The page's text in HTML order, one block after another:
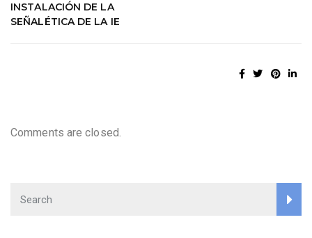
INSTALACIÓN DE LA
SEÑALÉTICA DE LA IE
Comments are closed.